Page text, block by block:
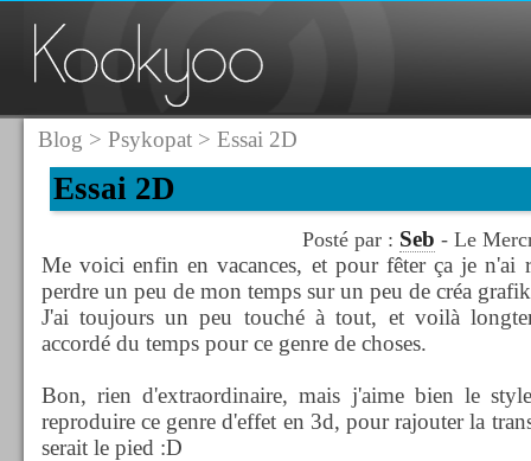
Blog > Psykopat> Essai 2D
Essai 2D
Posté par : Seb - Le
Me voici enfin en vacances, et pour fêter ça je n'ai
perdre un peu de mon temps sur un peu de créa
J'ai toujours un peu touché à tout, et voilà
accordé du temps pour ce genre de choses.
Bon, rien d'extraordinaire, mais j'aime bien le
reproduire ce genre d'effet en 3d, pour rajouter la
serait le pied :D